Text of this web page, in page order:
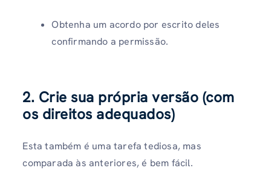
Obtenha um acordo por escrito deles
confirmando a permissão.
2. Crie sua própria versão (com
os direitos adequados)
Esta também é uma tarefa tediosa, mas
comparada às anteriores, é bem fácil.